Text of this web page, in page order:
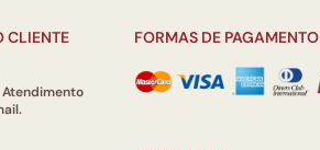
CLIENTE
Atendimento
FORMAS DE PAGAMENTO